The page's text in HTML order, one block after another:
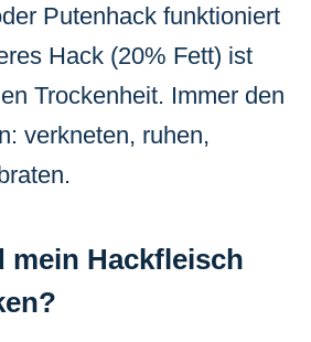
Putenhack funktioniert
Hack (20% Fett) ist
Trockenheit. Immer den
verkneten, ruhen,
mein Hackfleisch